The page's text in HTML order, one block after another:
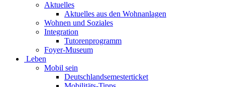
Aktuelles
Aktuelles aus den Wohnanlagen
Wohnen und Soziales
Integration
Tutorenprogramm
Foyer-Museum
Leben
Mobil sein
Deutschlandsemesterticket